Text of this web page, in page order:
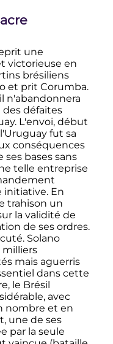
une
victorieuse en
brésiliens
et prit Corumba.
n'abandonnera
des défaites
L'envoi, début
fut sa
conséquences
ses bases sans
telle entreprise
initiative. En
trahison un
la validité de
de ses ordres.
Solano
milliers
mais aguerris
dans cette
le Brésil
avec
nombre et en
une de ses
par la seule